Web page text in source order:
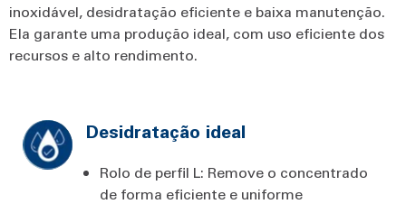
inoxidável, desidratação eficiente e baixa manutenção.
Ela garante uma produção ideal, com uso eficiente dos
recursos e alto rendimento.
Desidratação ideal
Rolo de perfil L: Remove o concentrado
de forma eficiente e uniforme